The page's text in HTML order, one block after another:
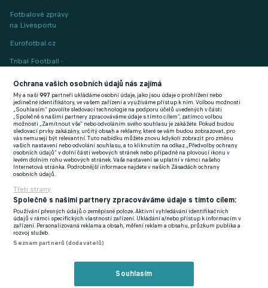
Fotbalové zprávy
na Livesportu
Eurofotbal.cz
Tribal Football -
(EN)
FlashFutbal (SK)
Tenisportal.cz
Tenisové zprávy
na Livesportu
Podmínky užití
Zásady ochrany osobních údajů
GDPR a žurnalistika
Ochrana vašich osobních údajů nás zajímá
My a naši997 partneři ukládáme osobní údaje, jako jsou údaje o prohlížení nebo
jedinečné identifikátory, ve vašem zařízení a využíváme přístup k nim. Volbou možnosti
„Souhlasím“ povolíte sledovací technologie na podporu účelů uvedených v části
„Společně s našimi partnery zpracováváme údaje s tímto cílem“, zatímco volbou
možnosti „Zamítnout vše“ nebo odvoláním svého souhlasu je zakážete. Pokud budou
sledovací prvky zakázány, určitý obsah a reklamy, které se vám budou zobrazovat, pro
vás nemusejí být relevantní. Tuto nabídku můžete znovu kdykoli zobrazit pro změnu
vašich nastavení nebo odvolání souhlasu, a to kliknutím na odkaz „Předvolby ochrany
osobních údajů“ v dolní části webových stránek nebo případně na plovoucí ikonu v
levém dolním rohu webových stránek. Vaše nastavení se uplatní v rámci našeho
Internetová stránka. Podrobnější informace najdete v našich Zásadách ochrany
osobních údajů.
Třetí strany
Společně s našimi partnery zpracováváme údaje s tímto cílem:
Používání přesných údajů o zeměpisné poloze. Aktivní vyhledávání identifikačních
údajů v rámci specifických vlastností zařízení. Ukládání a/nebo přístup k informacím v
zařízení. Personalizovaná reklama a obsah, měření reklam a obsahu, průzkum publika a
rozvoj služeb.
Seznam partnerů (dodavatelů)
Souhlasím